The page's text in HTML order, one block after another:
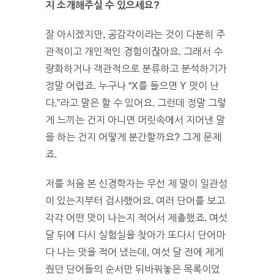
지 소개해주실 수 있으세요?
잘 아시겠지만, 공감각이라는 것이 다분히 주
관적이고 개인적인 경험이잖아요. 그래서 수
량화하거나 객관적으로 분류하고 분석하기가
정말 어렵죠. 누구나 “X를 들으면 Y 맛이 난
다.”라고 말은 할 수 있어요. 그런데 정말 그렇
게 느끼는 건지 아니면 머릿속에서 지어낸 말
을 하는 건지 어떻게 분간할까요? 그게 문제
죠.
저를 처음 본 신경학자는 우선 제 말이 일관성
이 있는지부터 검사했어요. 여러 단어를 보고
각각 어떤 맛이 나는지 적어서 제출했죠. 여섯
달 뒤에 다시 실험실을 찾아가 또다시 단어마
다 나는 맛을 적어 냈는데, 여섯 달 전에 제게
줬던 단어들의 순서만 뒤바꿔놓은 목록이었